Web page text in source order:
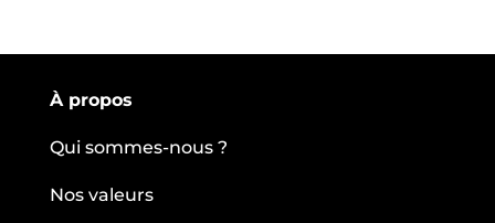
À propos
Qui sommes-nous ?
Nos valeurs